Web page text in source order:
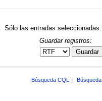
Sólo las entradas seleccionadas:
Guardar registros:
Guardar
Búsqueda CQL